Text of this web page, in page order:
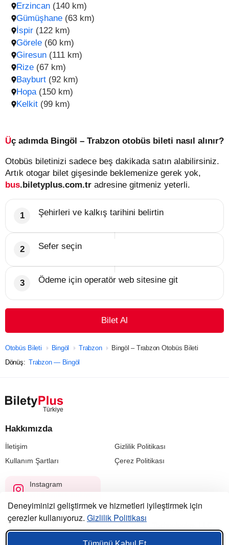
Giresun (111 km)
Erzincan (140 km)
Rize (67 km)
Gümüşhane (63 km)
Bayburt (92 km)
İspir (122 km)
Hopa (150 km)
Görele (60 km)
Kelkit (99 km)
Üç adımda Bingöl – Trabzon otobüs bileti nasıl alınır?
Otobüs biletinizi sadece beş dakikada satın alabilirsiniz.
Artık otogar bilet gişesinde beklemenize gerek yok,
bus.biletyplus.com.tr adresine gitmeniz yeterli.
Şehirleri ve kalkış tarihini belirtin
Sefer seçin
Ödeme için operatör web sitesine git
Bilet Al
Otobüs Bileti Bingöl Trabzon
Bingöl – Trabzon Otobüs Bileti
Dönüş: Trabzon — Bingöl
Hakkımızda
İletişim
Gizlilik Politikası
Kullanım Şartları
Çerez Politikası
Instagram
@biletyplus_turkiye
© 2023 — 2026, Biletyplus, Innovative Travel Technologies, LLC.
Tüm hakları saklıdır.
Deneyiminizi geliştirmek ve hizmetleri iyileştirmek için
çerezler kullanıyoruz. Gizlilik Politikası